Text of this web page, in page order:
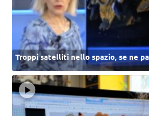
Troppi satelliti nello spazio, se ne